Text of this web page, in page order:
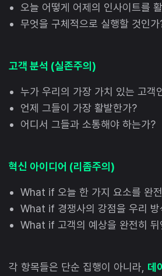
오늘 어떻게 어제의 인사이트를
무엇을 구체적으로 실행할 것인가
고객 분석 (실존주의)
누가 우리의 가장 가치 있는 고객
언제 그들이 가장 활발한가?
어디서 그들과 소통해야 하는가?
혁신 아이디어 (리좀주의)
What if 오늘 한 가지 요소를 완
What if 경쟁사의 강점을 우리 방
What if 고객의 예상을 완전히 뒤
각 항목들은 단순 집행이 아니라, 데